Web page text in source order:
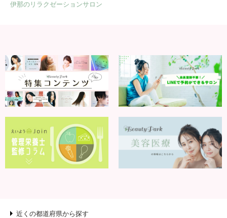
伊那のリラクゼーションサロン
近くの都道府県から探す